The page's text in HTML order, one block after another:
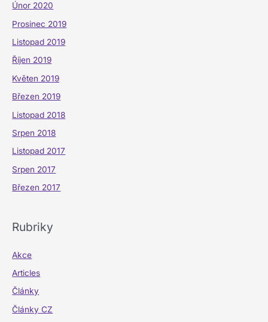
Únor 2020
Prosinec 2019
Listopad 2019
Říjen 2019
Květen 2019
Březen 2019
Listopad 2018
Srpen 2018
Listopad 2017
Srpen 2017
Březen 2017
Rubriky
Akce
Articles
Články
Články CZ